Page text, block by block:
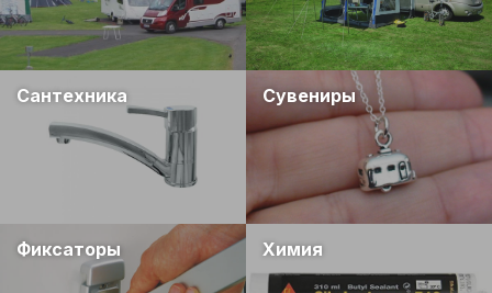
Сантехника Сувениры
Фиксаторы Химия